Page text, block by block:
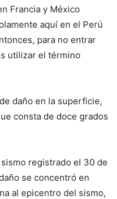
Francia y México
aquí en el Perú
para no entrar
utilizar el término
daño en la superficie,
consta de doce grados
registrado el 30 de
se concentró en
al epicentro del sismo,